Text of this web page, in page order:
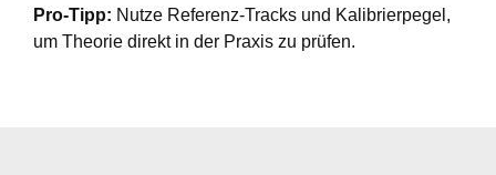
Pro‑Tipp: Nutze Referenz‑Tracks und Kalibrierpegel,
um Theorie direkt in der Praxis zu prüfen.